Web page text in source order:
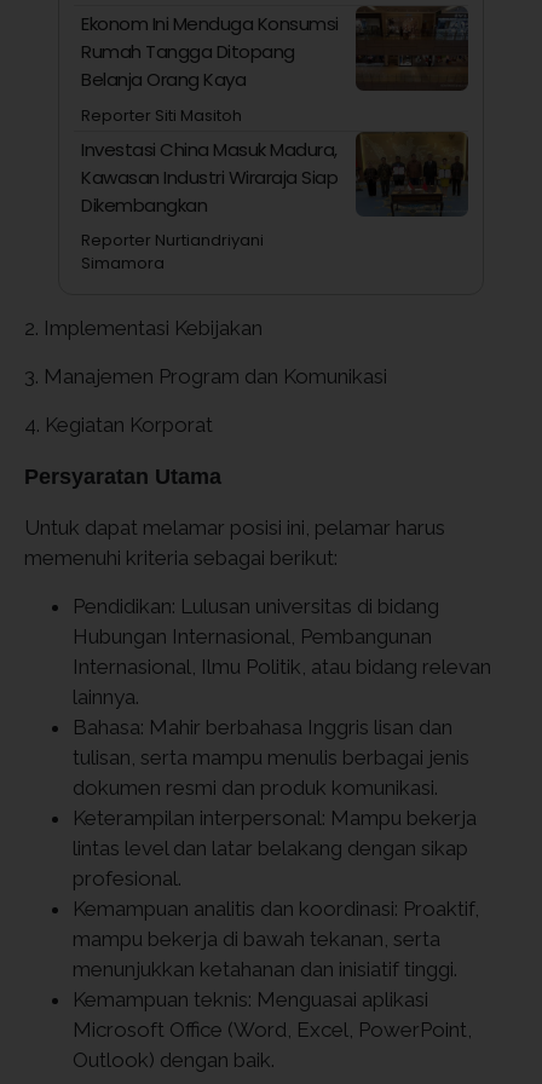
Ekonom Ini Menduga Konsumsi
Rumah Tangga Ditopang
Belanja Orang Kaya
Reporter Siti Masitoh
Investasi China Masuk Madura,
Kawasan Industri Wiraraja Siap
Dikembangkan
Reporter Nurtiandriyani
Simamora
2. Implementasi Kebijakan
3. Manajemen Program dan Komunikasi
4. Kegiatan Korporat
Persyaratan Utama
Untuk dapat melamar posisi ini, pelamar harus
memenuhi kriteria sebagai berikut:
Pendidikan: Lulusan universitas di bidang
Hubungan Internasional, Pembangunan
Internasional, Ilmu Politik, atau bidang relevan
lainnya.
Bahasa: Mahir berbahasa Inggris lisan dan
tulisan, serta mampu menulis berbagai jenis
dokumen resmi dan produk komunikasi.
Keterampilan interpersonal: Mampu bekerja
lintas level dan latar belakang dengan sikap
profesional.
Kemampuan analitis dan koordinasi: Proaktif,
mampu bekerja di bawah tekanan, serta
menunjukkan ketahanan dan inisiatif tinggi.
Kemampuan teknis: Menguasai aplikasi
Microsoft Office (Word, Excel, PowerPoint,
Outlook) dengan baik.